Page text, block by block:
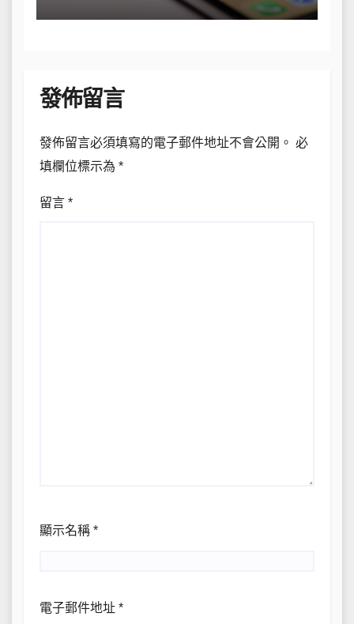
發佈留言
發佈留言必須填寫的電子郵件地址不會公開。 必
填欄位標示為 *
留言 *
顯示名稱 *
電子郵件地址 *